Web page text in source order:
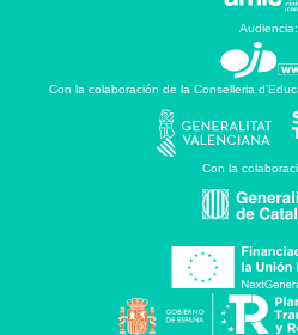
Audiencia:
Con la colaboración de la Conselleria
Con la